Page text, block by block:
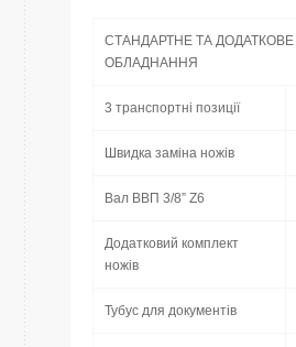
СТАНДАРТНЕ ТА ДОДАТКОВЕ
ОБЛАДНАННЯ
3 транспортні позиції
Швидка заміна ножів
Вал ВВП 3/8” Z6
Додатковий комплект
ножів
Тубус для документів